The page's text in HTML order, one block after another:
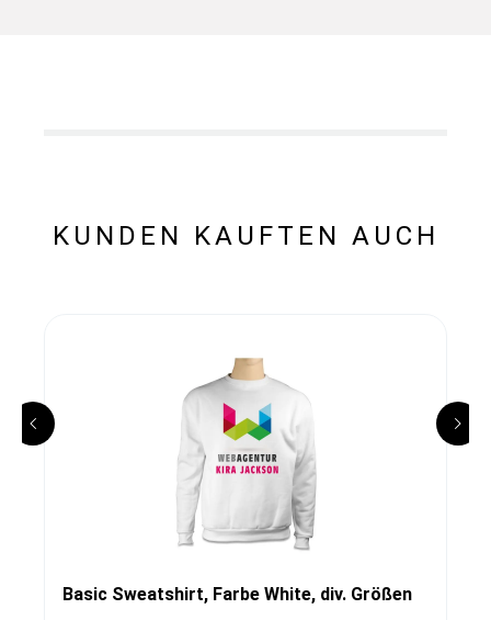
KUNDEN KAUFTEN AUCH
Basic Sweatshirt, Farbe White, div. Größen